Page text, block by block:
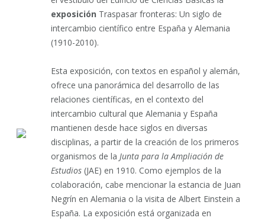
exposición Traspasar fronteras: Un siglo de
intercambio científico entre España y Alemania
(1910-2010).
Esta exposición, con textos en español y alemán,
ofrece una panorámica del desarrollo de las
relaciones científicas, en el contexto del
intercambio cultural que Alemania y España
mantienen desde hace siglos en diversas
disciplinas, a partir de la creación de los primeros
organismos de la Junta para la Ampliación de
Estudios (JAE) en 1910. Como ejemplos de la
colaboración, cabe mencionar la estancia de Juan
Negrín en Alemania o la visita de Albert Einstein a
España. La exposición está organizada en